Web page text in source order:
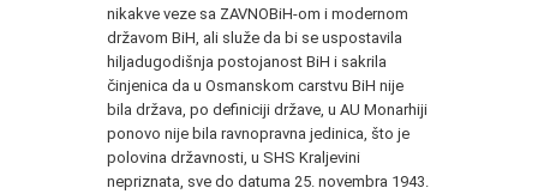
nikakve veze sa ZAVNOBiH-om i modernom
državom BiH, ali služe da bi se uspostavila
hiljadugodišnja postojanost BiH i sakrila
činjenica da u Osmanskom carstvu BiH nije
bila država, po definiciji države, u AU Monarhiji
ponovo nije bila ravnopravna jedinica, što je
polovina državnosti, u SHS Kraljevini
nepriznata, sve do datuma 25. novembra 1943.